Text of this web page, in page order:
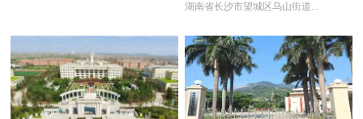
湖南省长沙市望城区乌山街道...